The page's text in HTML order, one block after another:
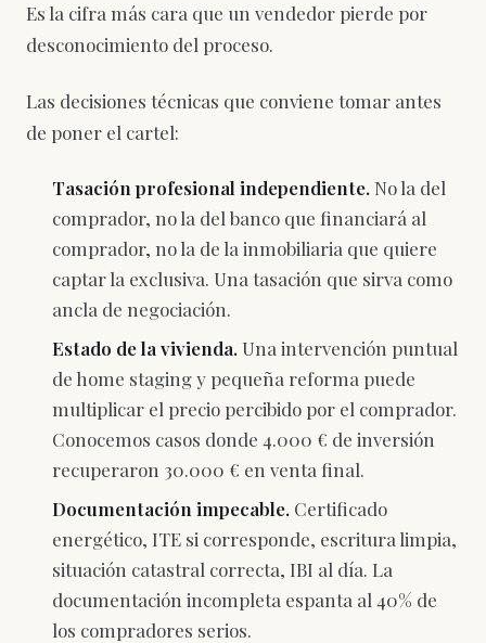
Es la cifra más cara que un vendedor pierde por
desconocimiento del proceso.
Las decisiones técnicas que conviene tomar antes
de poner el cartel:
Tasación profesional independiente. No la del
comprador, no la del banco que financiará al
comprador, no la de la inmobiliaria que quiere
captar la exclusiva. Una tasación que sirva como
ancla de negociación.
Estado de la vivienda.Una intervención puntual
de home staging y pequeña reforma puede
multiplicar el precio percibido por el comprador.
Conocemos casos donde 4.000 € de inversión
recuperaron 30.000 € en venta final.
Documentación impecable. Certificado
energético, ITE si corresponde, escritura limpia,
situación catastral correcta, IBI al día. La
documentación incompleta espanta al 40% de
los compradores serios.